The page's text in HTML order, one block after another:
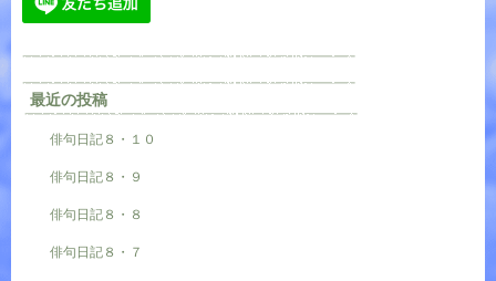
最近の投稿
俳句日記８・１０
俳句日記８・９
俳句日記８・８
俳句日記８・７